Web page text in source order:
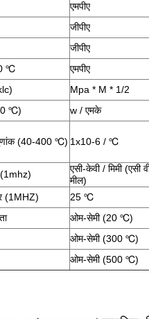
एमपीए
जीपीए
जीपीए
℃
एमपीए
Mpa * M * 1/2
℃) w / एमके
गुणांक (40-400 ℃) 1x10-6 / ℃
एसी-केवी / मिमी (एसी
मील)
(1MHZ) 25 ℃
ओम-सेमी (20 ℃)
ओम-सेमी (300 ℃)
ओम-सेमी (500 ℃)